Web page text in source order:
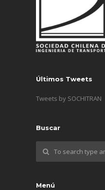
Últimos Tweets
Tweets by SOCHITRAN
Buscar
Menú